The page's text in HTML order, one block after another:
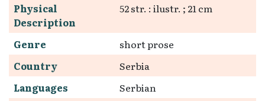
Physical
Description
52 str. : ilustr. ; 21 cm
Genre
short prose
Country
Serbia
Languages
Serbian